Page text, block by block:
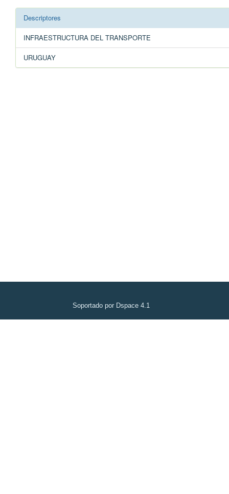
Descriptores
INFRAESTRUCTURA DEL TRANSPORTE
URUGUAY
Soportado por Dspace 4.1